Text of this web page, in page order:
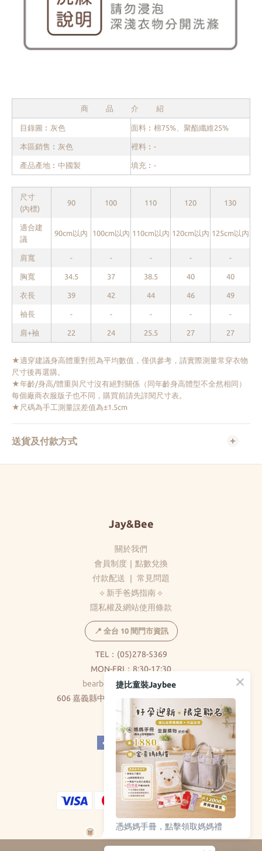
商品介紹
目錄圖︰灰色 面料︰棉75%、聚酯纖維25%
本區銷售︰灰色 裡料︰-
產品產地︰中國製 填充︰-
尺寸
(內標)
90 100 110 120 130
適合建
議
90cm以內 100cm以內 110cm以內 120cm以內 125cm以內
肩寬 - - - - -
胸寬 34.5 37 38.5 40 40
衣長 39 42 44 46 49
袖長 - - - - -
肩+袖 22 24 25.5 27 27
★適穿建議身高體重對照為平均數值，僅供參考，請實際測量常穿衣物
尺寸後再選購。
★年齡/身高/體重與尺寸沒有絕對關係（同年齡身高體型不全然相同）
每個廠商衣服版子也不同，購買前請先詳閱尺寸表。
★尺碼為手工測量誤差值為±1.5cm
送貨及付款方式
Jay&Bee
關於我們
會員制度 ｜ 點數兌換
付款配送 ｜ 常見問題
⟡ 新手爸媽指南 ⟡
隱私權及網站使用條款
📍 全台 10 間門市資訊
TEL：(05)278-5369
MON-FRI：8:30-17:30
bearbear0520@gmail.com
606 嘉義縣中埔鄉和美村大義路326巷5號
( 不對外開放 )
捷比童裝Jaybee
憑媽媽手冊，點擊領取媽媽禮